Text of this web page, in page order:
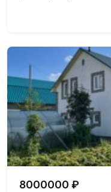
8000000 ₽